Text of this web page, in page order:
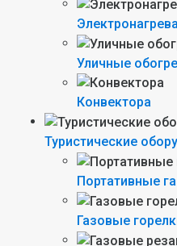
Уличные
Конвектора
Туристические
Портативные
Газовые